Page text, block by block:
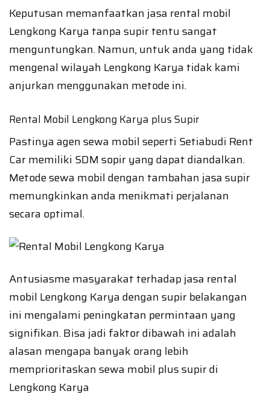
Keputusan memanfaatkan jasa rental mobil
Lengkong Karya tanpa supir tentu sangat
menguntungkan. Namun, untuk anda yang tidak
mengenal wilayah Lengkong Karya tidak kami
anjurkan menggunakan metode ini.
Rental Mobil Lengkong Karya plus Supir
Pastinya agen sewa mobil seperti Setiabudi Rent
Car memiliki SDM sopir yang dapat diandalkan.
Metode sewa mobil dengan tambahan jasa supir
memungkinkan anda menikmati perjalanan
secara optimal.
Antusiasme masyarakat terhadap jasa rental
mobil Lengkong Karya dengan supir belakangan
ini mengalami peningkatan permintaan yang
signifikan. Bisa jadi faktor dibawah ini adalah
alasan mengapa banyak orang lebih
memprioritaskan sewa mobil plus supir di
Lengkong Karya